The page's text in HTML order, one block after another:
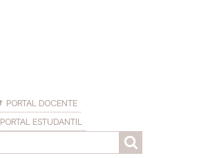
PORTAL DOCENTE
PORTAL ESTUDANTIL